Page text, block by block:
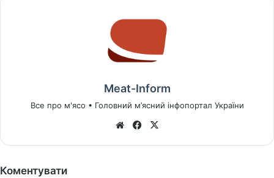
Meat-Inform
Все про м'ясо • Головний м’ясний інфопортал України
We
Fa
Коментувати